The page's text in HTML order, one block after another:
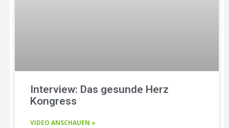
Interview: Das gesunde Herz
Kongress
VIDEO ANSCHAUEN »